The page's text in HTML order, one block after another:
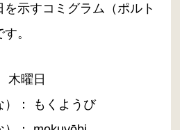
示すコミグラム（ポルト
。
木曜日
）： もくようび